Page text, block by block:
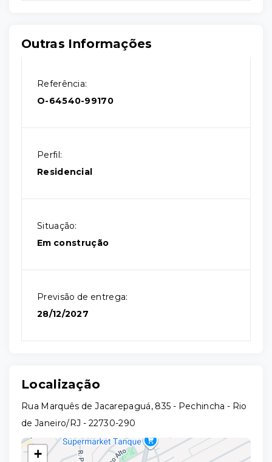
Outras Informações
Referência:
O-64540-99170
Perfil:
Residencial
Situação:
Em construção
Previsão de entrega:
28/12/2027
Localização
Rua Marquês de Jacarepaguá, 835 - Pechincha - Rio
de Janeiro/RJ - 22730-290
+